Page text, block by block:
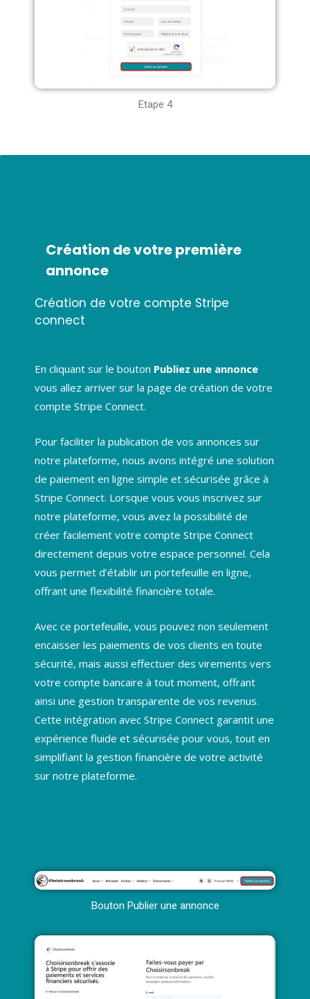
Etape 4
Création de votre première
annonce
Création de votre compte Stripe
connect
En cliquant sur le bouton Publiez une annonce
vous allez arriver sur la page de création de votre
compte Stripe Connect.
Pour faciliter la publication de vos annonces sur
notre plateforme, nous avons intégré une solution
de paiement en ligne simple et sécurisée grâce à
Stripe Connect. Lorsque vous vous inscrivez sur
notre plateforme, vous avez la possibilité de
créer facilement votre compte Stripe Connect
directement depuis votre espace personnel. Cela
vous permet d’établir un portefeuille en ligne,
offrant une flexibilité financière totale.
Avec ce portefeuille, vous pouvez non seulement
encaisser les paiements de vos clients en toute
sécurité, mais aussi effectuer des virements vers
votre compte bancaire à tout moment, offrant
ainsi une gestion transparente de vos revenus.
Cette intégration avec Stripe Connect garantit une
expérience fluide et sécurisée pour vous, tout en
simplifiant la gestion financière de votre activité
sur notre plateforme.
Bouton Publier une annonce